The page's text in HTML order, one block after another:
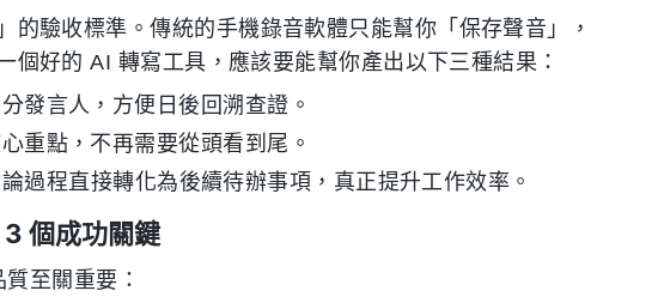
驗收標準。傳統的手機錄音軟體只能幫你「保存聲音」，
好的 AI 轉寫工具，應該要能幫你產出以下三種結果：
發言人，方便日後回溯查證。
重點，不再需要從頭看到尾。
論過程直接轉化為後續待辦事項，真正提升工作效率。
個成功關鍵
至關重要：